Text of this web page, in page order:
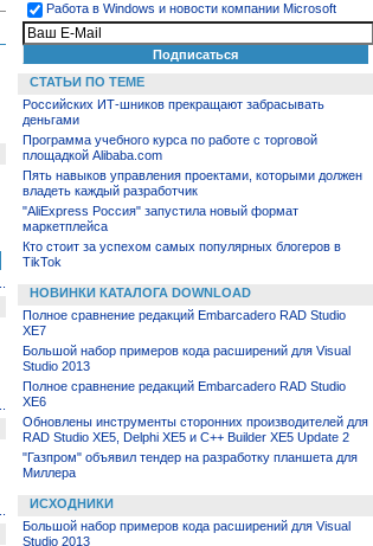
Работа в Windows и новости компании Microsoft
СТАТЬИ ПО ТЕМЕ
Российских ИТ-шников прекращают забрасывать
деньгами
Программа учебного курса по работе с торговой
площадкой Alibaba.com
Пять навыков управления проектами, которыми должен
владеть каждый разработчик
"AliExpress Россия" запустила новый формат
маркетплейса
Кто стоит за успехом самых популярных блогеров в
TikTok
НОВИНКИ КАТАЛОГА DOWNLOAD
Полное сравнение редакций Embarcadero RAD Studio
XE7
Большой набор примеров кода расширений для Visual
Studio 2013
Полное сравнение редакций Embarcadero RAD Studio
XE6
Обновлены инструменты сторонних производителей для
RAD Studio XE5, Delphi XE5 и C++ Builder XE5 Update 2
"Газпром" объявил тендер на разработку планшета для
Миллера
ИСХОДНИКИ
Большой набор примеров кода расширений для Visual
Studio 2013